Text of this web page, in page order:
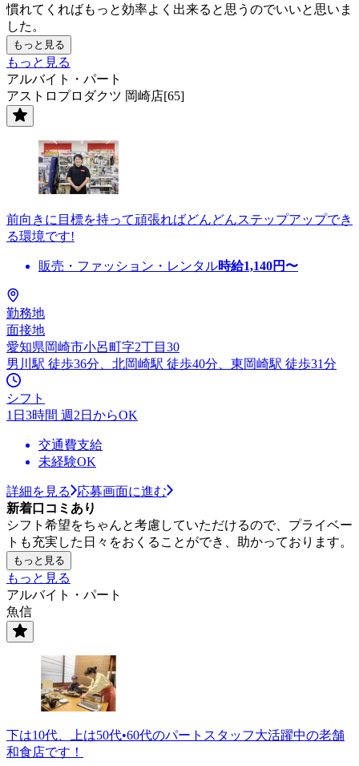
慣れてくればもっと効率よく出来ると思うのでいいと思いま
した。
もっと見る
もっと見る
アルバイト・パート
アストロプロダクツ 岡崎店[65]
前向きに目標を持って頑張ればどんどんステップアップでき
る環境です!
販売・ファッション・レンタル時給1,140円〜
勤務地
面接地
愛知県岡崎市小呂町字2丁目30
男川駅 徒歩36分、北岡崎駅 徒歩40分、東岡崎駅 徒歩31分
シフト
1日3時間 週2日からOK
交通費支給
未経験OK
詳細を見る
応募画面に進む
新着口コミあり
シフト希望をちゃんと考慮していただけるので、プライベー
トも充実した日々をおくることができ、助かっております。
もっと見る
もっと見る
アルバイト・パート
魚信
下は10代、上は50代•60代のパートスタッフ大活躍中の老舗
和食店です！